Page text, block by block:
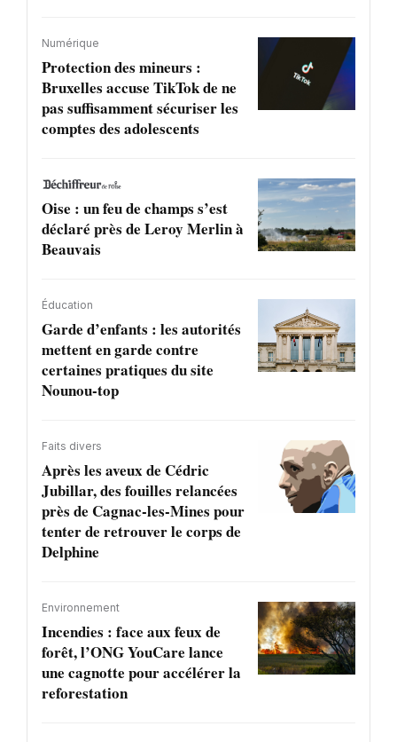
Numérique
Protection des mineurs :
Bruxelles accuse TikTok de ne
pas suffisamment sécuriser les
comptes des adolescents
Oise : un feu de champs s’est
déclaré près de Leroy Merlin à
Beauvais
Éducation
Garde d’enfants : les autorités
mettent en garde contre
certaines pratiques du site
Nounou-top
Faits divers
Après les aveux de Cédric
Jubillar, des fouilles relancées
près de Cagnac-les-Mines pour
tenter de retrouver le corps de
Delphine
Environnement
Incendies : face aux feux de
forêt, l’ONG YouCare lance
une cagnotte pour accélérer la
reforestation